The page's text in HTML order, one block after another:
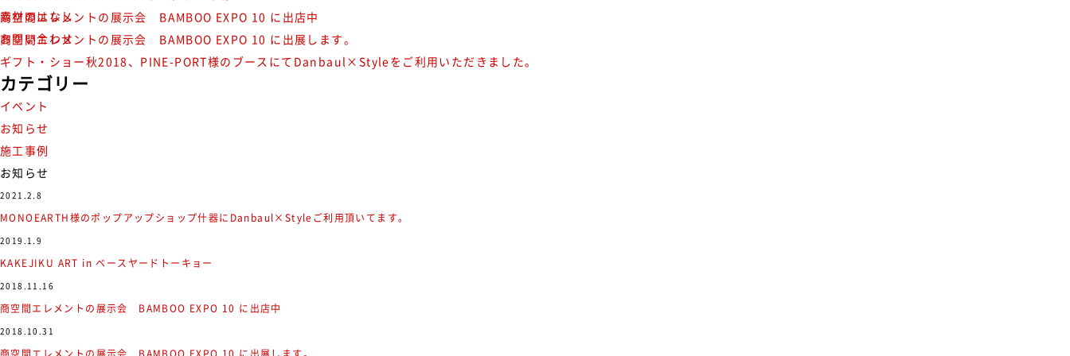
素材のはなし
お問い合わせ
商空間エレメントの展示会 BAMBOO EXPO 10 に出店中
商空間エレメントの展示会 BAMBOO EXPO 10 に出展します。
ギフト・ショー秋2018、PINE-PORT様のブースにてDanbaul×Styleをご利用いただきました。
カテゴリー
イベント
お知らせ
施工事例
お知らせ
2021.2.8
MONOEARTH様のポップアップショップ什器にDanbaul×Styleご利用頂いてます。
2019.1.9
KAKEJIKU ART in ベースヤードトーキョー
2018.11.16
商空間エレメントの展示会 BAMBOO EXPO 10 に出店中
2018.10.31